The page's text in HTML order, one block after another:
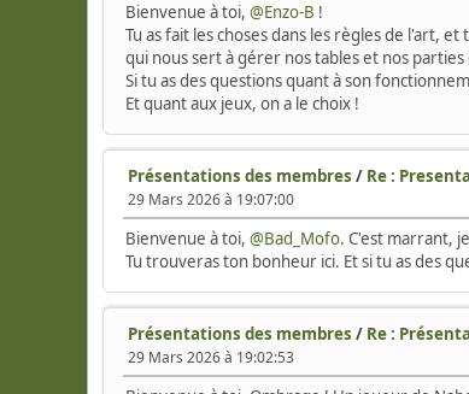
Bienvenue à toi, @Enzo-B !
Tu as fait les choses dans les règles de l'art,
qui nous sert à gérer nos tables et nos
Si tu as des questions quant à son
Et quant aux jeux, on a le choix !
Présentations des membres / Re :
29 Mars 2026 à 19:07:00
Bienvenue à toi, @Bad_Mofo. C'est marrant,
Tu trouveras ton bonheur ici. Et si tu as des
Présentations des membres / Re :
29 Mars 2026 à 19:02:53